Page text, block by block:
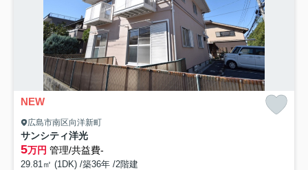
NEW
広島市南区向洋新町
サンシティ洋光
5万円 管理/共益費-
29.81㎡ (1DK) /築36年 /2階建